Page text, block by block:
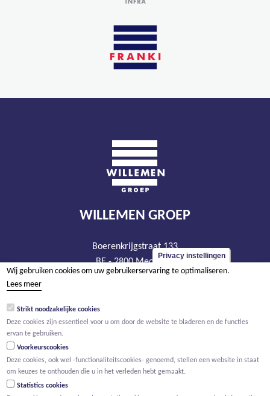
WILLEMEN GROEP
Boerenkrijgstraat 133
BE - 2800 Mechelen
tel +32 15 569 965
BTW BE 0466.256.432
Privacy instellingen
Wij gebruiken cookies om uw gebruikerservaring te optimaliseren.
Lees meer
Strikt noodzakelijke cookies
Deze cookies zijn essentieel voor u om door de website te bladeren en de functies
ervan te gebruiken.
Voorkeurscookies
Deze cookies, ook wel -functionaliteitscookies- genoemd, stellen een website in staat
om keuzes te onthouden die u in het verleden hebt gemaakt.
Statistics cookies